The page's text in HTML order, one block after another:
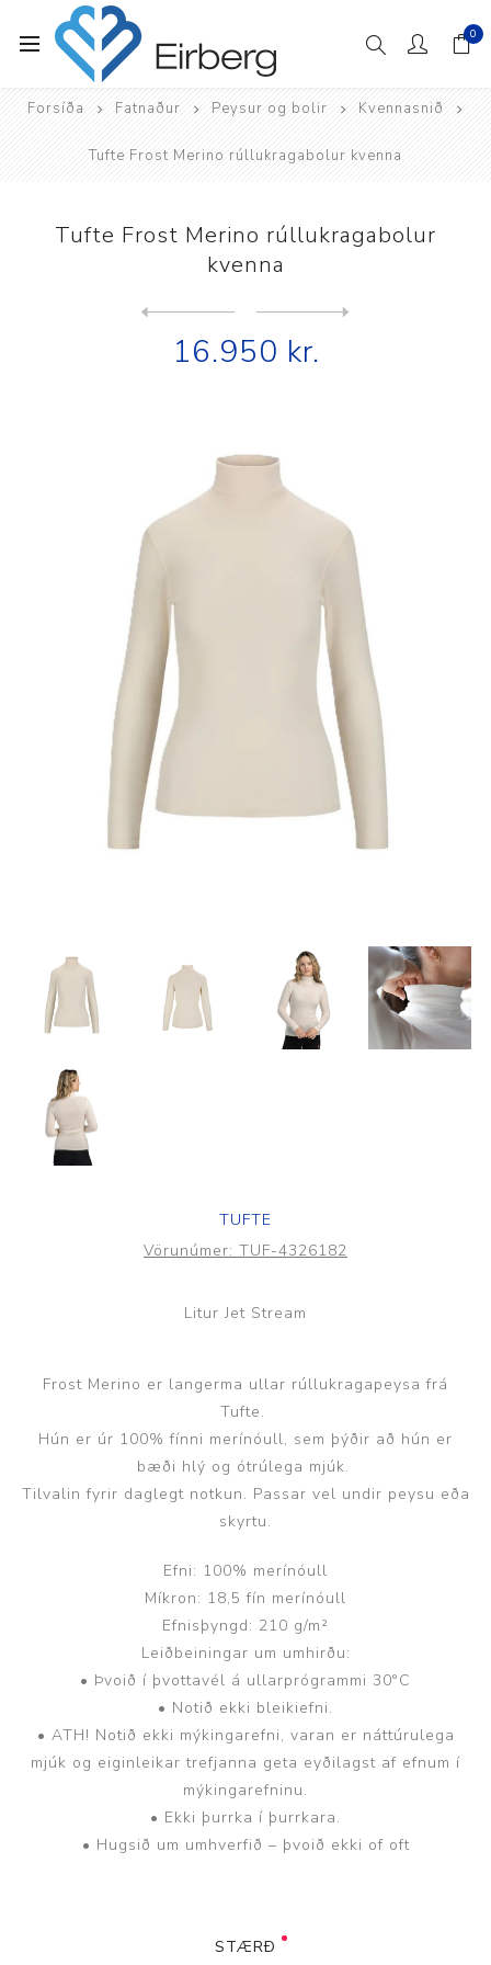
0
Forsíða Fatnaður Peysur og bolir Kvennasnið
Tufte Frost Merino rúllukragabolur kvenna
Tufte Frost Merino rúllukragabolur
kvenna
16.950 kr.
TUFTE
Vörunúmer: TUF-4326182
Litur Jet Stream
Frost Merino er langerma ullar rúllukragapeysa frá
Tufte.
Hún er úr 100% fínni merínóull, sem þýðir að hún er
bæði hlý og ótrúlega mjúk.
Tilvalin fyrir daglegt notkun. Passar vel undir peysu eða
skyrtu.
Efni: 100% merínóull
Míkron: 18,5 fín merínóull
Efnisþyngd: 210 g/m²
Leiðbeiningar um umhirðu:
• Þvoið í þvottavél á ullarprógrammi 30°C
• Notið ekki bleikiefni.
• ATH! Notið ekki mýkingarefni, varan er náttúrulega
mjúk og eiginleikar trefjanna geta eyðilagst af efnum í
mýkingarefninu.
• Ekki þurrka í þurrkara.
• Hugsið um umhverfið – þvoið ekki of oft
STÆRÐ